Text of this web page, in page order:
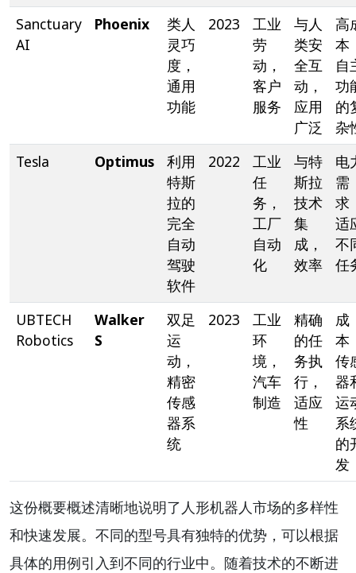
Sanctuary
AI
Phoenix
类人
灵巧
度，
通用
功能
2023
工业
劳
动，
客户
服务
与人
类安
全互
动，
应用
广泛
高
本
自
功
的
杂
Tesla
Optimus
利用
特斯
拉的
完全
自动
驾驶
软件
2022
工业
任
务，
工厂
自动
化
与特
斯拉
技术
集
成，
效率
电
需
求
适
不
任
UBTECH
Robotics
Walker
S
双足
运
动，
精密
传感
器系
统
2023
工业
环
境，
汽车
制造
精确
的任
务执
行，
适应
性
成
本
传
器
运
系
的
发
这份概要概述清晰地说明了人形机器人市场的多样性
和快速发展。不同的型号具有独特的优势，可以根据
具体的用例引入到不同的行业中。随着技术的不断进